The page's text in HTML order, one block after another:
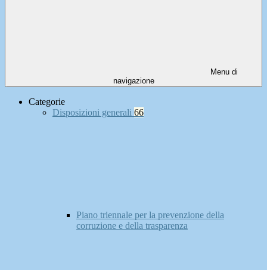
Menu di
navigazione
Categorie
Disposizioni generali 66
Piano triennale per la prevenzione della
corruzione e della trasparenza